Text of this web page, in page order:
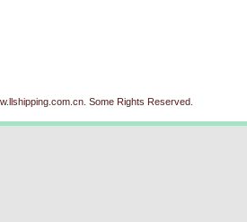
Some Rights Reserved.